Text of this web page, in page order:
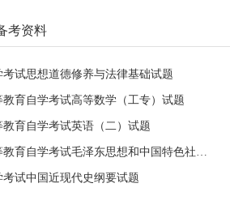
考资料
考试思想道德修养与法律基础试题
教育自学考试高等数学（工专）试题
教育自学考试英语（二）试题
全国2024年4月高等教育自学考试毛泽东思想和中国特色社会主义理论体系概论试题
考试中国近现代史纲要试题